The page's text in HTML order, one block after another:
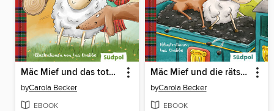
Mäc Mief und das total verrückte Baumstammwerfen
byCarola Becker
EBOOK
Mäc Mief und die rätselhafte Schafentführung
byCarola Becker
EBOOK